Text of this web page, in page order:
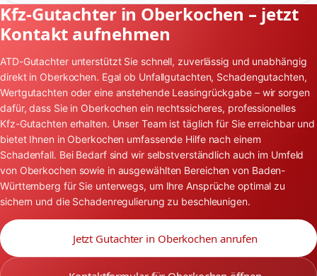
Kfz-Gutachter in Oberkochen – jetzt
Kontakt aufnehmen
ATD-Gutachter unterstützt Sie schnell, zuverlässig und unabhängig
direkt in Oberkochen. Egal ob Unfallgutachten, Schadengutachten,
Wertgutachten oder eine anstehende Leasingrückgabe – wir sorgen
dafür, dass Sie in Oberkochen ein rechtssicheres, professionelles
Kfz-Gutachten erhalten. Unser Team ist täglich für Sie erreichbar und
bietet Ihnen in Oberkochen umfassende Hilfe nach einem
Schadenfall. Bei Bedarf sind wir selbstverständlich auch im Umfeld
von Oberkochen sowie in ausgewählten Bereichen von Baden-
Württemberg für Sie unterwegs, um Ihre Ansprüche optimal zu
sichern und die Schadenregulierung zu beschleunigen.
Jetzt Gutachter in Oberkochen anrufen